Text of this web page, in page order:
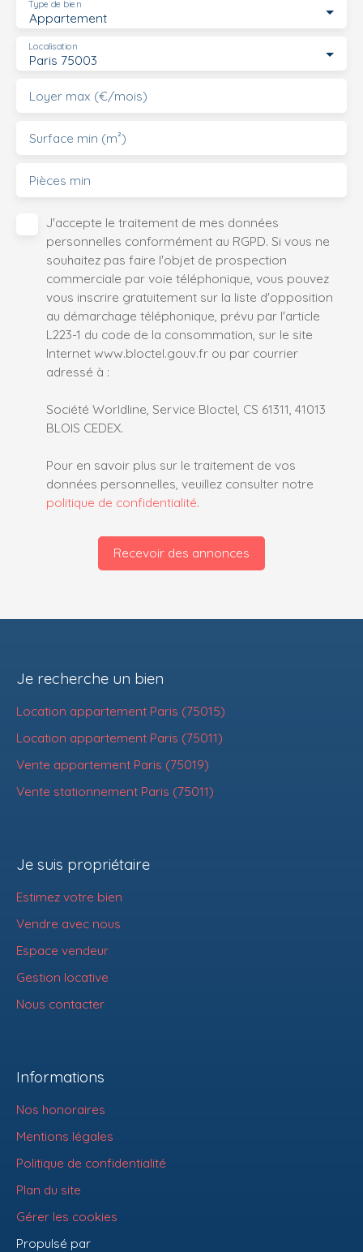
Appartement
Type de bien
Paris 75003
Localisation
Loyer max (€/mois)
Surface min (m²)
Pièces min
J'accepte le traitement de mes données
personnelles conformément au RGPD. Si vous ne
souhaitez pas faire l'objet de prospection
commerciale par voie téléphonique, vous pouvez
vous inscrire gratuitement sur la liste d'opposition
au démarchage téléphonique, prévu par l'article
L223-1 du code de la consommation, sur le site
Internet www.bloctel.gouv.fr ou par courrier
adressé à :
Société Worldline, Service Bloctel, CS 61311, 41013
BLOIS CEDEX.
Pour en savoir plus sur le traitement de vos
données personnelles, veuillez consulter notre
politique de confidentialité.
Recevoir des annonces
Je recherche un bien
Location appartement Paris (75015)
Location appartement Paris (75011)
Vente appartement Paris (75019)
Vente stationnement Paris (75011)
Je suis propriétaire
Estimez votre bien
Vendre avec nous
Espace vendeur
Gestion locative
Nous contacter
Informations
Nos honoraires
Mentions légales
Politique de confidentialité
Plan du site
Gérer les cookies
Propulsé par